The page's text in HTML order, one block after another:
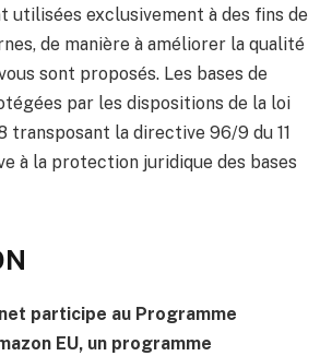
utilisées exclusivement à des fins de
de manière à améliorer la qualité
sont proposés. Les bases de
par les dispositions de la loi
transposant la directive 96/9 du 11
à la protection juridique des bases
participe au Programme
EU, un programme